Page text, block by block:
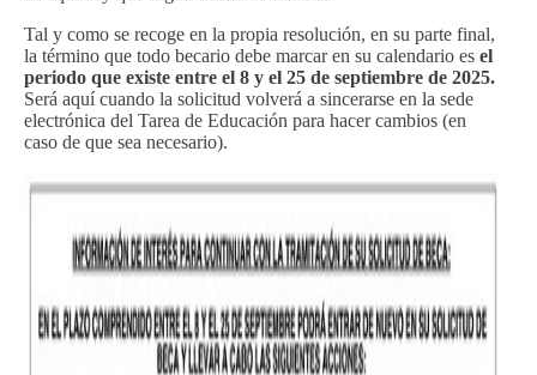
Tal y como se recoge en la propia resolución, en su parte final,
la término que todo becario debe marcar en su calendario es el
periodo que existe entre el 8 y el 25 de septiembre de 2025.
Será aquí cuando la solicitud volverá a sincerarse en la sede
electrónica del Tarea de Educación para hacer cambios (en
caso de que sea necesario).